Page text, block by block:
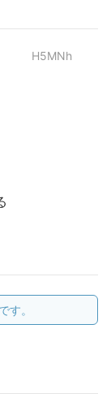
H5MNh
す。